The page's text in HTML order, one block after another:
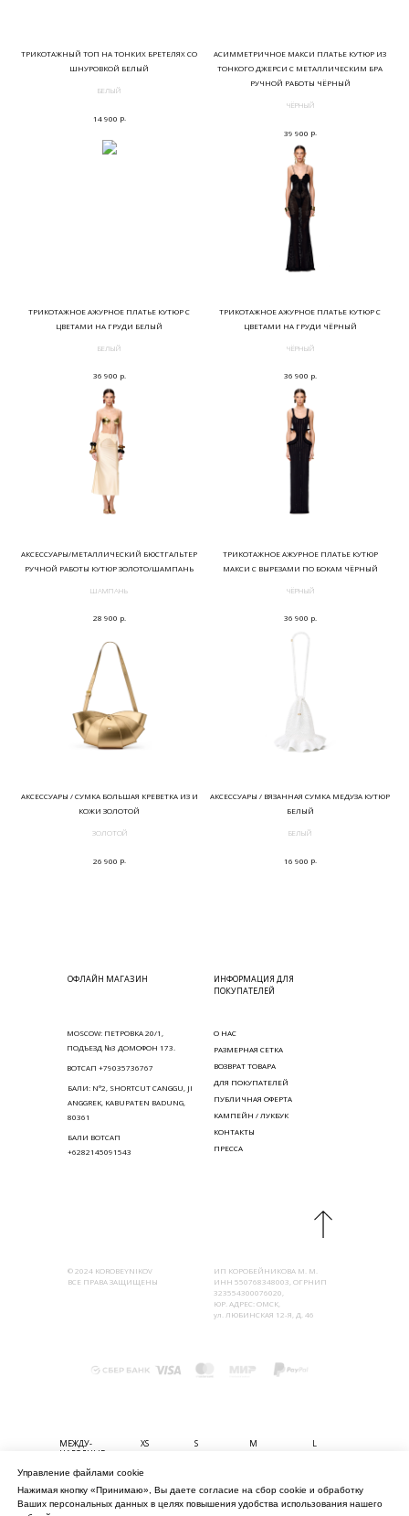
ТРИКОТАЖНЫЙ ТОП НА ТОНКИХ БРЕТЕЛЯХ СО
ШНУРОВКОЙ БЕЛЫЙ
БЕЛЫЙ
14 900 р.
АСИММЕТРИЧНОЕ МАКСИ ПЛАТЬЕ КУТЮР ИЗ
ТОНКОГО ДЖЕРСИ С МЕТАЛЛИЧЕСКИМ БРА
РУЧНОЙ РАБОТЫ ЧЁРНЫЙ
ЧЁРНЫЙ
39 900 р.
ТРИКОТАЖНОЕ АЖУРНОЕ ПЛАТЬЕ КУТЮР С
ЦВЕТАМИ НА ГРУДИ БЕЛЫЙ
БЕЛЫЙ
36 900 р.
ТРИКОТАЖНОЕ АЖУРНОЕ ПЛАТЬЕ КУТЮР С
ЦВЕТАМИ НА ГРУДИ ЧЁРНЫЙ
ЧЁРНЫЙ
36 900 р.
АКСЕССУАРЫ/МЕТАЛЛИЧЕСКИЙ БЮСТГАЛЬТЕР
РУЧНОЙ РАБОТЫ КУТЮР ЗОЛОТО/ШАМПАНЬ
ШАМПАНЬ
28 900 р.
ТРИКОТАЖНОЕ АЖУРНОЕ ПЛАТЬЕ КУТЮР
МАКСИ С ВЫРЕЗАМИ ПО БОКАМ ЧЁРНЫЙ
ЧЁРНЫЙ
36 900 р.
АКСЕССУАРЫ / СУМКА БОЛЬШАЯ КРЕВЕТКА ИЗ И
КОЖИ ЗОЛОТОЙ
ЗОЛОТОЙ
26 900 р.
АКСЕССУАРЫ / ВЯЗАННАЯ СУМКА МЕДУЗА КУТЮР
БЕЛЫЙ
БЕЛЫЙ
16 900 р.
КОНТАКТЫ
ПРЕССА
ВОЗВРАТ ТОВАРА
ДЛЯ ПОКУПАТЕЛЕЙ
О НАС
© 2024 KOROBEYNIKOV
ВСЕ ПРАВА ЗАЩИЩЕНЫ
ИП КОРОБЕЙНИКОВА М. М.
ИНН 550768348003, ОГРНИП
323554300076020,
ЮР. АДРЕС: ОМСК,
ул. ЛЮБИНСКАЯ 12-Я, Д. 46
РАЗМЕРНАЯ СЕТКА
ОФЛАЙН МАГАЗИН
ИНФОРМАЦИЯ ДЛЯ
ПОКУПАТЕЛЕЙ
ПУБЛИЧНАЯ ОФЕРТА
КАМПЕЙН / ЛУКБУК
БАЛИ: N°2, SHORTCUT CANGGU, JI
ANGGREK, KABUPATEN BADUNG,
80361
MOSCOW: ПЕТРОВКА 20/1,
ПОДЪЕЗД №3 ДОМОФОН 173.
БАЛИ ВОТСАП
+6282145091543
ВОТСАП +79035736767
МЕЖДУ-
НАРОДНЫЕ
XS S M L
ТАЛИЯ (СМ)
56-61
61-67
67-74
74-80
Управление файлами cookie
Нажимая кнопку «Принимаю», Вы даете согласие на сбор cookie и обработку
Ваших персональных данных в целях повышения удобства использования нашего